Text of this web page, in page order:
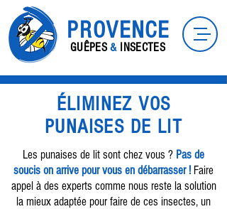
PROVENCE
GUÊPES& INSECTES
ÉLIMINEZ VOS
PUNAISES DE LIT
Les punaises de lit sont chez vous ? Pas de
soucis on arrive pour vous en débarrasser ! Faire
appel à des experts comme nous reste la solution
la mieux adaptée pour faire de ces insectes, un